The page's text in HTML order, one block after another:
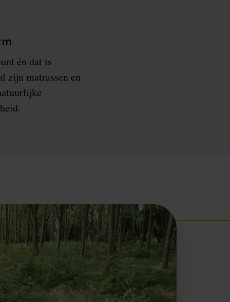
én dat is
zijn matrassen en